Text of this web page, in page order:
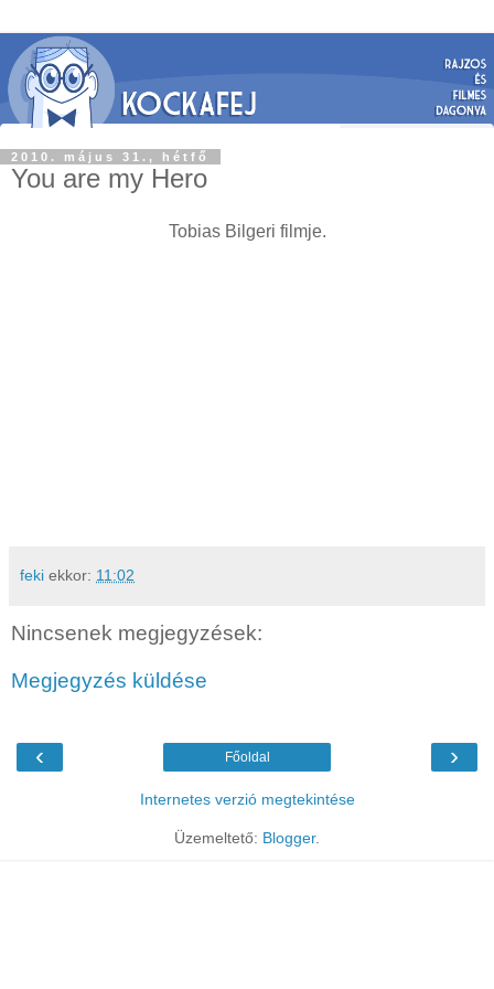
2010. május 31., hétfő
You are my Hero
Tobias Bilgeri filmje.
feki ekkor: 11:02
Nincsenek megjegyzések:
Megjegyzés küldése
‹ ›
Főoldal
Internetes verzió megtekintése
Üzemeltető: Blogger.